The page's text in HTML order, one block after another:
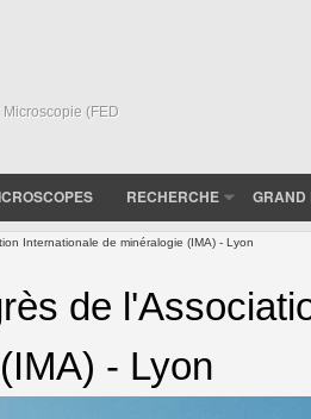
(FED
RECHERCHE GRAND
Internationale de minéralogie (IMA) - Lyon
de
- Lyon